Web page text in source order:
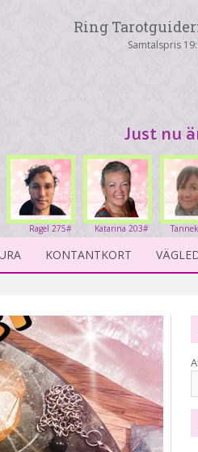
Ring
Samtalspris
Just nu
Katarina 203#
Ragel 275#
KONTANTKORT